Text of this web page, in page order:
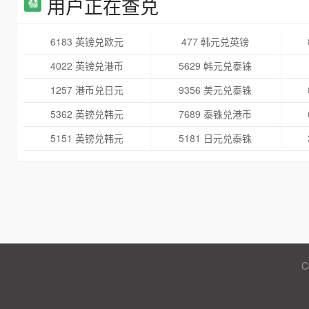
用户正在查兑
6183 英镑兑欧元 477 韩元兑英镑
4022 英镑兑港币
5629 韩元兑泰铢
1257 港币兑日元
9356 美元兑泰铢
5362 英镑兑韩元
7689 泰铢兑港币
5151 英镑兑韩元
5181 日元兑泰铢